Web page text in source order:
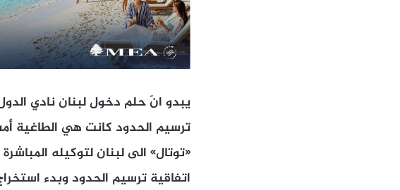
يبدو انّ حلم دخول لبنان نادي
ترسيم الحدود كانت هي الطاغية
«توتال» الى لبنان لتوكيله
اتفاقية ترسيم الحدود وبدء استخراج